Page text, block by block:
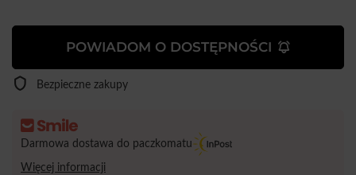
POWIADOM O DOSTĘPNOŚCI
Bezpieczne zakupy
Darmowa dostawa do paczkomatu
Więcej informacji